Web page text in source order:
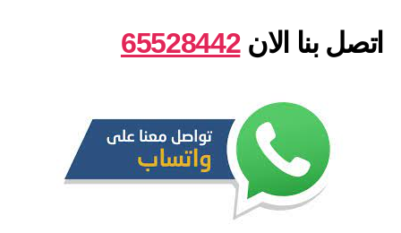
اتصل بنا الان65528442